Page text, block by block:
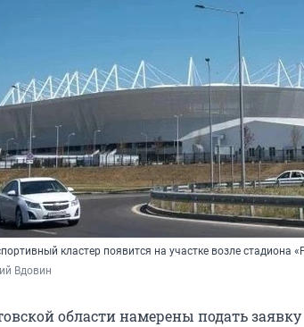
кластер появится на участке возле стадиона
Вдовин
области намерены подать